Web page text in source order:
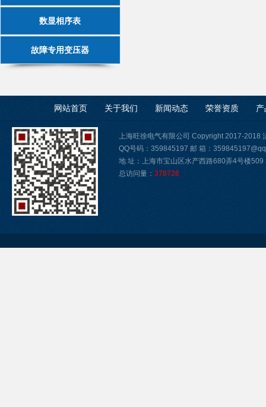
数显相序表
故障专用变压器
网站首页 关于我们 新闻动态 荣誉资质
上海旺徐电气有限公司 Copyright 2017-2018
QQ号码：359845197 邮 箱：
地 址：上海市宝山区水产西路680弄4号楼509
总访问量： 378726